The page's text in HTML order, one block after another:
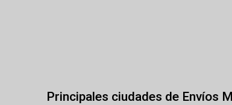
Principales ciudades de Envíos